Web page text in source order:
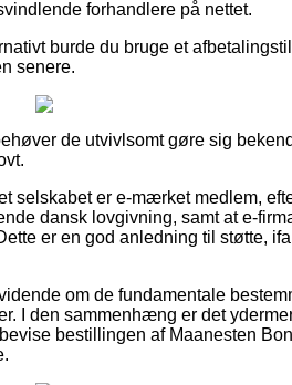
forhandlere på nettet.
burde du bruge et
senere.
de utvivlsomt gøre sig
selskabet er e-mærket medlem,
dansk lovgivning, samt at e-
er en god anledning til støtte,
om de fundamentale
I den sammenhæng er det
bestillingen af Maanesten